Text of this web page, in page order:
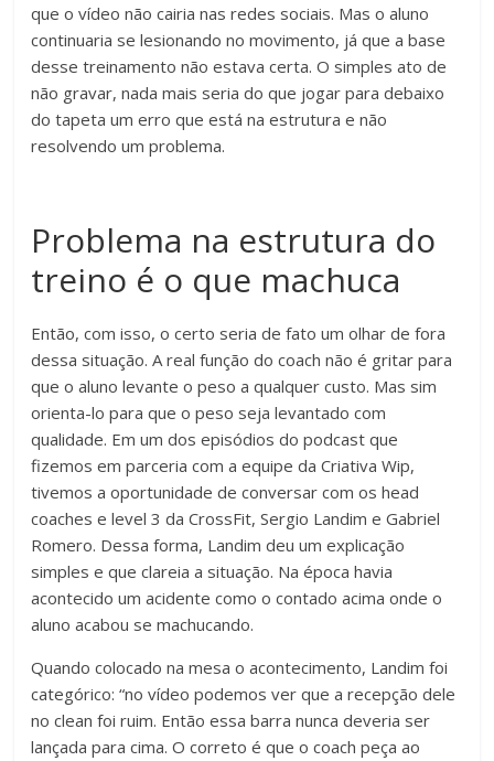
que o vídeo não cairia nas redes sociais. Mas o aluno
continuaria se lesionando no movimento, já que a base
desse treinamento não estava certa. O simples ato de
não gravar, nada mais seria do que jogar para debaixo
do tapeta um erro que está na estrutura e não
resolvendo um problema.
Problema na estrutura do
treino é o que machuca
Então, com isso, o certo seria de fato um olhar de fora
dessa situação. A real função do coach não é gritar para
que o aluno levante o peso a qualquer custo. Mas sim
orienta-lo para que o peso seja levantado com
qualidade. Em um dos episódios do podcast que
fizemos em parceria com a equipe da Criativa Wip,
tivemos a oportunidade de conversar com os head
coaches e level 3 da CrossFit, Sergio Landim e Gabriel
Romero. Dessa forma, Landim deu um explicação
simples e que clareia a situação. Na época havia
acontecido um acidente como o contado acima onde o
aluno acabou se machucando.
Quando colocado na mesa o acontecimento, Landim foi
categórico: “no vídeo podemos ver que a recepção dele
no clean foi ruim. Então essa barra nunca deveria ser
lançada para cima. O correto é que o coach peça ao